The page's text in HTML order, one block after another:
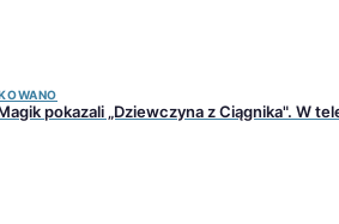
pokazali „Dziewczyna z Ciągnika". W